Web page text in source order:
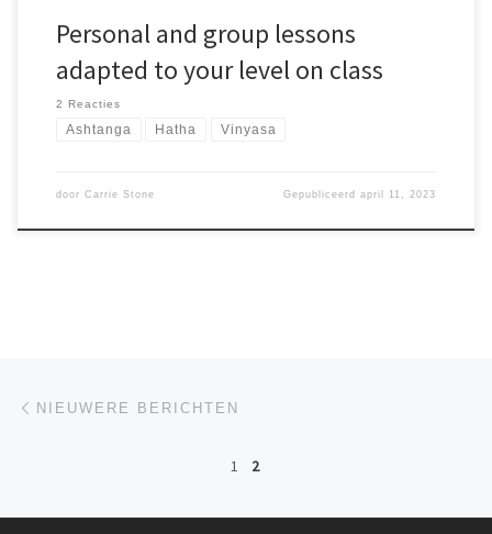
Personal and group lessons
adapted to your level on class
2 Reacties
Ashtanga Hatha Vinyasa
door Carrie Stone Gepubliceerdapril 11, 2023
Berichten navigatie
NIEUWERE BERICHTEN
1 2